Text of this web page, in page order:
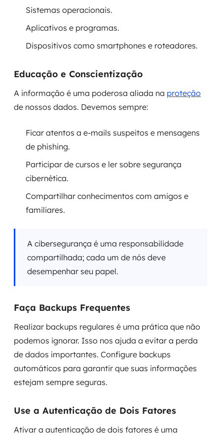
Sistemas operacionais.
Aplicativos e programas.
Dispositivos como smartphones e roteadores.
Educação e Conscientização
A informação é uma poderosa aliada na proteção
de nossos dados. Devemos sempre:
Ficar atentos a e-mails suspeitos e mensagens
de phishing.
Participar de cursos e ler sobre segurança
cibernética.
Compartilhar conhecimentos com amigos e
familiares.
A cibersegurança é uma responsabilidade
compartilhada; cada um de nós deve
desempenhar seu papel.
Faça Backups Frequentes
Realizar backups regulares é uma prática que não
podemos ignorar. Isso nos ajuda a evitar a perda
de dados importantes. Configure backups
automáticos para garantir que suas informações
estejam sempre seguras.
Use a Autenticação de Dois Fatores
Ativar a autenticação de dois fatores é uma